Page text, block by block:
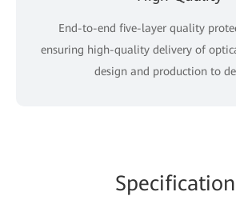
End-to-end five-layer quality
ensuring high-quality delivery of
design and production to